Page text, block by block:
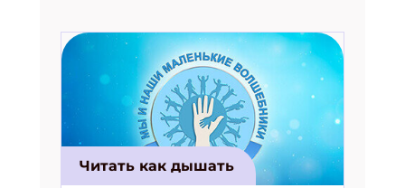
Читать как дышать
Укажите Ваш Email
ПОДПИСАТЬСЯ